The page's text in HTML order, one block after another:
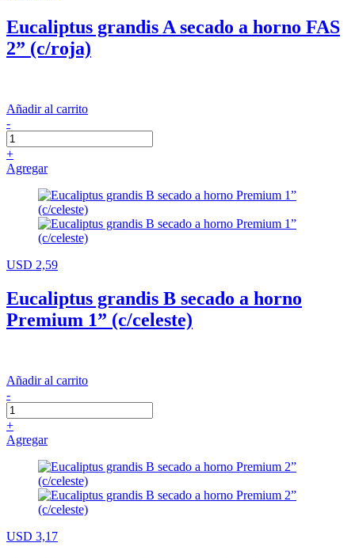
Eucaliptus grandis A secado a horno FAS
2” (c/roja)
Añadir al carrito
-
+
Agregar
USD 2,59
Eucaliptus grandis B secado a horno
Premium 1” (c/celeste)
Añadir al carrito
-
+
Agregar
USD 3,17